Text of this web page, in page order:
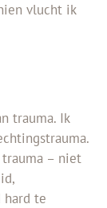
vlucht ik
trauma. Ik
– niet
hard te